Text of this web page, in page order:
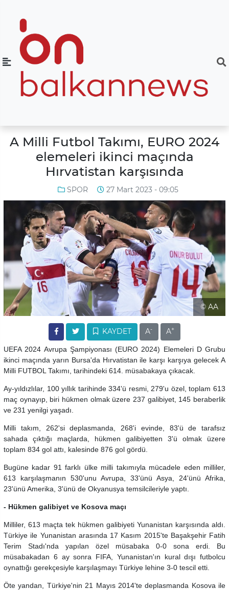
A Milli Futbol Takımı, EURO 2024
elemeleri ikinci maçında
Hırvatistan karşısında
SPOR 27 Mart 2023 - 09:05
© AA
KAYDET A- A+
UEFA 2024 Avrupa Şampiyonası (EURO 2024) Elemeleri D Grubu
ikinci maçında yarın Bursa'da Hırvatistan ile karşı karşıya gelecek A
Milli FUTBOL Takımı, tarihindeki 614. müsabakaya çıkacak.
Ay-yıldızlılar, 100 yıllık tarihinde 334'ü resmi, 279'u özel, toplam 613
maç oynayıp, biri hükmen olmak üzere 237 galibiyet, 145 beraberlik
ve 231 yenilgi yaşadı.
Milli takım, 262'si deplasmanda, 268'i evinde, 83'ü de tarafsız
sahada çıktığı maçlarda, hükmen galibiyetten 3'ü olmak üzere
toplam 834 gol attı, kalesinde 876 gol gördü.
Bugüne kadar 91 farklı ülke milli takımıyla mücadele eden milliler,
613 karşılaşmanın 530'unu Avrupa, 33'ünü Asya, 24'ünü Afrika,
23'ünü Amerika, 3'ünü de Okyanusya temsilcileriyle yaptı.
- Hükmen galibiyet ve Kosova maçı
Milliler, 613 maçta tek hükmen galibiyeti Yunanistan karşısında aldı.
Türkiye ile Yunanistan arasında 17 Kasım 2015'te Başakşehir Fatih
Terim Stadı'nda yapılan özel müsabaka 0-0 sona erdi. Bu
müsabakadan 6 ay sonra FIFA, Yunanistan'ın kural dışı futbolcu
oynattığı gerekçesiyle karşılaşmayı Türkiye lehine 3-0 tescil etti.
Öte yandan, Türkiye'nin 21 Mayıs 2014'te deplasmanda Kosova ile